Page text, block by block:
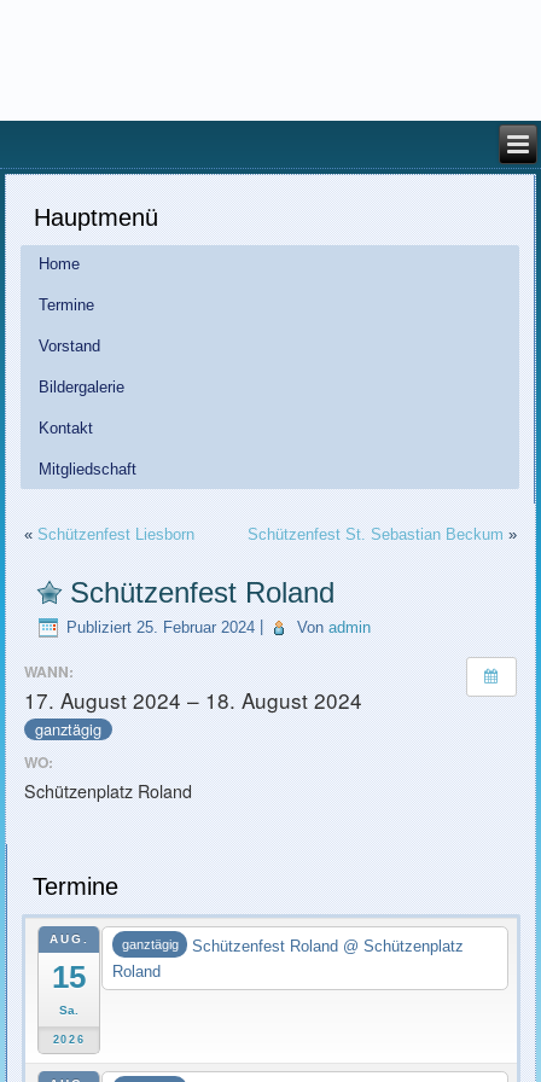
Hauptmenü
Home
Termine
Vorstand
Bildergalerie
Kontakt
Mitgliedschaft
«Schützenfest Liesborn Schützenfest St. Sebastian Beckum»
Schützenfest Roland
Publiziert 25. Februar 2024| Von admin
WANN:
17. August 2024 – 18. August 2024
ganztägig
WO:
Schützenplatz Roland
Termine
AUG.
15
Sa.
2026
ganztägig Schützenfest Roland @ Schützenplatz
Roland